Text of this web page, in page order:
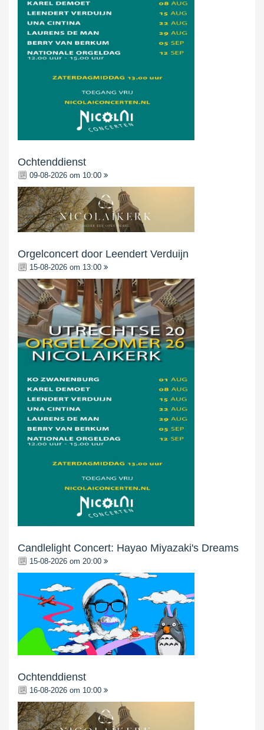
Ochtenddienst
09-08-2026 om 10:00
Orgelconcert door Leendert Verduijn
15-08-2026 om 13:00
Candlelight Concert: Hayao Miyazaki's Dreams
15-08-2026 om 20:00
Ochtenddienst
16-08-2026 om 10:00